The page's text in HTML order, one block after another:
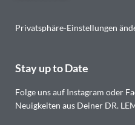
Privatsphäre-Einstellungen
Stay up to Date
Folge uns auf Instagram oder
Neuigkeiten aus Deiner DR.